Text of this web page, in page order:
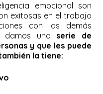
emocional son
exitosas en el trabajo
con las demás
damos una serie de
y que les puede
la tiene: